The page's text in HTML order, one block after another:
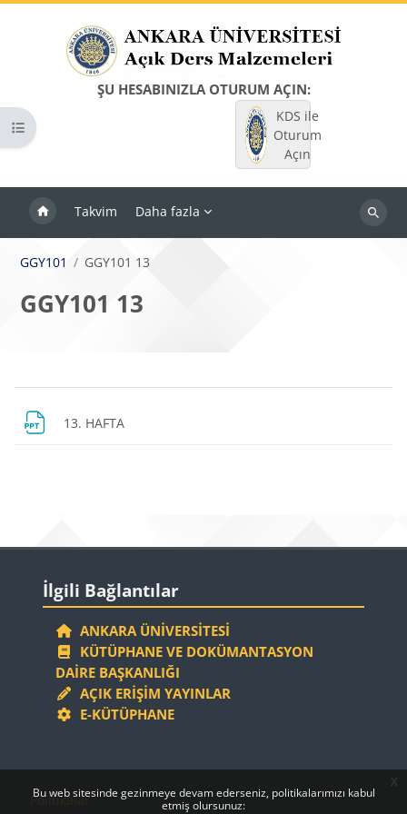
Bu web sitesinde gezinmeye devam ederseniz, politikalarımızı kabul
etmiş olursunuz:
x
ŞU HESABINIZLA OTURUM AÇIN:
KDS ile
Oturum
Açın
Takvim Daha fazla
Dersleri
Kurs dizinini aç
GGY101 GGY101 13
GGY101 13
Bloklar
Bölüm anahatları
13. HAFTA
Bloklar
İlgili Bağlantılar
ANKARA ÜNIVERSITESI
KÜTÜPHANE VE DOKÜMANTASYON
DAIRE BAŞKANLIĞI
AÇIK ERIŞIM YAYINLAR
E-KÜTÜPHANE
Bloklar
Bloklar
Politikalar